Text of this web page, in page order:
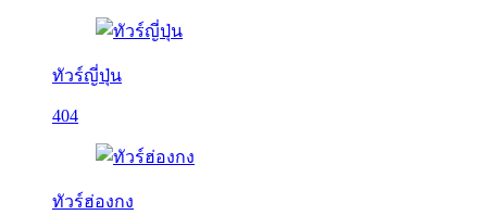
ทัวร์ญี่ปุ่น
404
ทัวร์ฮ่องกง